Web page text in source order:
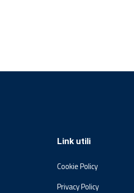
Link utili
Cookie Policy
Privacy Policy